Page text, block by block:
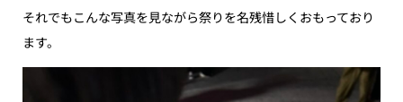
それでもこんな写真を見ながら祭りを名残惜しくおもっており
ます。